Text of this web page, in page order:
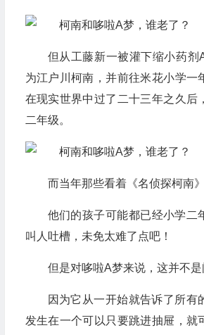
但从工藤新一被灌下缩小药剂
为江户川柯南，并前往米花小学一
在现实世界中过了二十三年之久后
二年级。
而当年那些看着《名侦探柯南
他们的孩子可能都已经小学
叫人吐槽，未免太难了点吧！
但是对哆啦A梦来说，这并不是
因为它从一开始就告诉了所有
发生在一个可以只要跳进抽屉，就